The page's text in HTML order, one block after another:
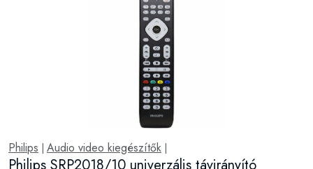
Philips Audio video kiegészítők